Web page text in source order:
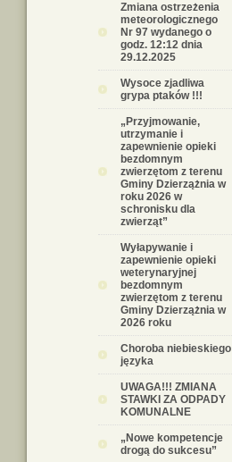
Zmiana ostrzeżenia
meteorologicznego
Nr 97 wydanego o
godz. 12:12 dnia
29.12.2025
Wysoce zjadliwa
grypa ptaków !!!
„Przyjmowanie,
utrzymanie i
zapewnienie opieki
bezdomnym
zwierzętom z terenu
Gminy Dzierzążnia w
roku 2026 w
schronisku dla
zwierząt”
Wyłapywanie i
zapewnienie opieki
weterynaryjnej
bezdomnym
zwierzętom z terenu
Gminy Dzierzążnia w
2026 roku
Choroba niebieskiego
języka
UWAGA!!! ZMIANA
STAWKI ZA ODPADY
KOMUNALNE
„Nowe kompetencje
drogą do sukcesu”